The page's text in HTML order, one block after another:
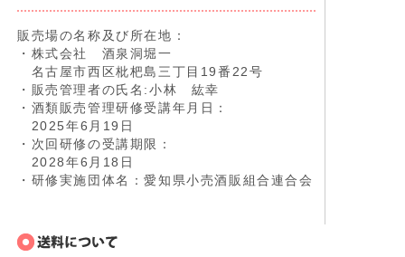
販売場の名称及び所在地：
・株式会社 酒泉洞堀一
名古屋市西区枇杷島三丁目19番22号
・販売管理者の氏名:小林 紘幸
・酒類販売管理研修受講年月日：
2025年6月19日
・次回研修の受講期限：
2028年6月18日
・研修実施団体名：愛知県小売酒販組合連合会